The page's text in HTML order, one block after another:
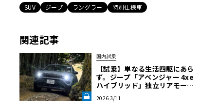
SUV ジープ ラングラー 特別仕様車
関連記事
国内試乗
【試乗】単なる生活四駆にあら
ず。ジープ「アベンジャー 4xe
ハイブリッド」独立リアモータ
物”の真価《LE VOLANT LAB》
2026 3/11